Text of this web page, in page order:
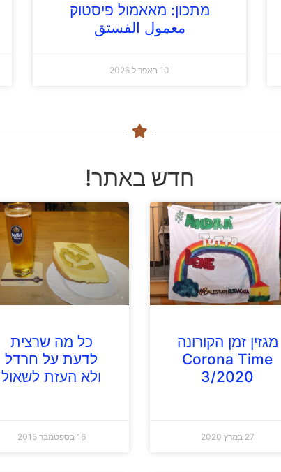
מתכון: מאאמול פיסטוק
معمول الفستق
10 באפריל 2026
חדש באתר!
מגזין זמן הקורונה
Corona Time
3/2020
27 במרץ 2020
כל מה שרצית
לדעת על חרדל
ולא העזת לשאול
16 בספטמבר 2015